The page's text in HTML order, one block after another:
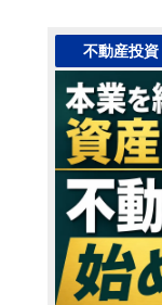
不動産投資